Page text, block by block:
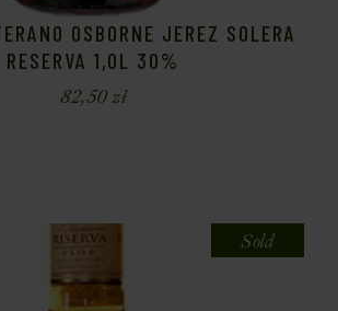
OSBORNE JEREZ SOLERA
RESERVA 1,0L 30%
82,50zł
Sold